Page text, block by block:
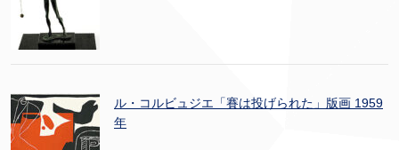
ル・コルビュジエ「賽は投げられた」版画 1959
年